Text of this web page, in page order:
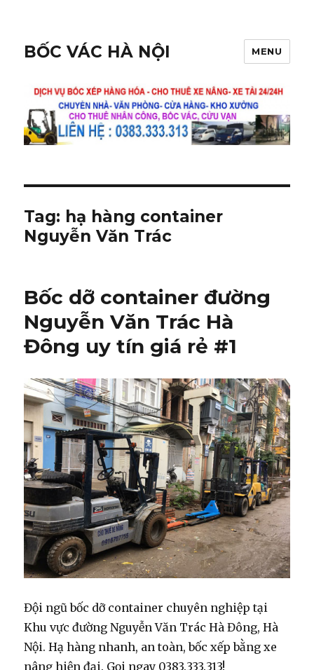
BỐC VÁC HÀ NỘI MENU
Tag: hạ hàng container
Nguyễn Văn Trác
Bốc dỡ container đường
Nguyễn Văn Trác Hà
Đông uy tín giá rẻ #1
Đội ngũ bốc dỡ container chuyên nghiệp tại
Khu vực đường Nguyễn Văn Trác Hà Đông, Hà
Nội. Hạ hàng nhanh, an toàn, bốc xếp bằng xe
nâng hiện đại. Gọi ngay 0383.333.313!